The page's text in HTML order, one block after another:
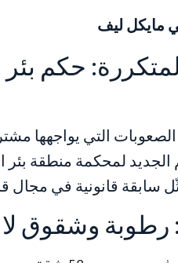
مايكل ليف
حكم
التي يواجهها
قانونية في مجال
رطوبة وشقوق